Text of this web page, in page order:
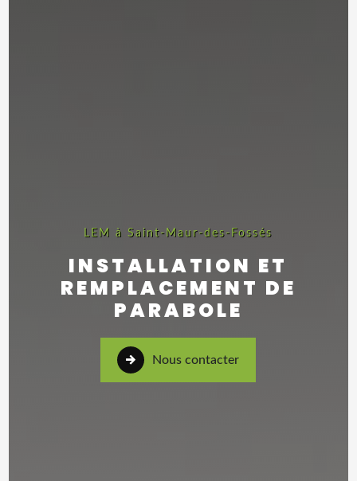
LEM à Saint-Maur-des-Fossés
INSTALLATION ET
REMPLACEMENT DE
PARABOLE
Nous contacter